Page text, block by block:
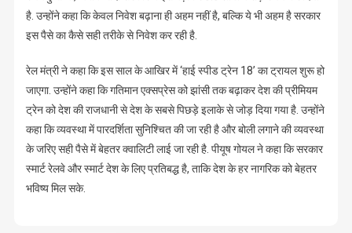
है. उन्होंने कहा कि केवल निवेश बढ़ाना ही अहम नहीं है, बल्कि ये भी अहम है सरकार
इस पैसे का कैसे सही तरीके से निवेश कर रही है.
रेल मंत्री ने कहा कि इस साल के आखिर में ‘हाई स्पीड ट्रेन 18’ का ट्रायल शुरू हो
जाएगा. उन्होंने कहा कि गतिमान एक्सप्रेस को झांसी तक बढ़ाकर देश की प्रीमियम
ट्रेन को देश की राजधानी से देश के सबसे पिछड़े इलाके से जोड़ दिया गया है. उन्होंने
कहा कि व्यवस्था में पारदर्शिता सुनिश्चित की जा रही है और बोली लगाने की व्यवस्था
के जरिए सही पैसे में बेहतर क्वालिटी लाई जा रही है. पीयूष गोयल ने कहा कि सरकार
स्मार्ट रेलवे और स्मार्ट देश के लिए प्रतिबद्ध है, ताकि देश के हर नागरिक को बेहतर
भविष्य मिल सके.